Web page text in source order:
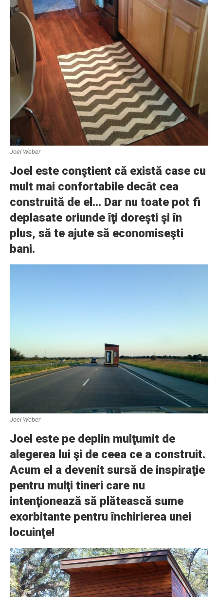
Joel Weber
Joel este conştient că există case cu
mult mai confortabile decât cea
construită de el… Dar nu toate pot fi
deplasate oriunde îţi doreşti şi în
plus, să te ajute să economiseşti
bani.
Joel Weber
Joel este pe deplin mulţumit de
alegerea lui şi de ceea ce a construit.
Acum el a devenit sursă de inspiraţie
pentru mulţi tineri care nu
intenţionează să plătească sume
exorbitante pentru închirierea unei
locuinţe!